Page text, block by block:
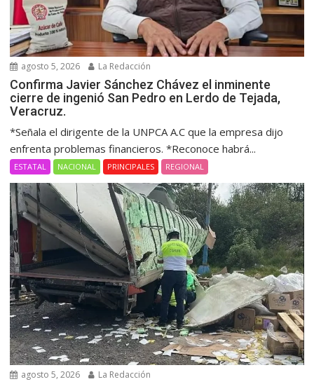
agosto 5, 2026 La Redacción
Confirma Javier Sánchez Chávez el inminente
cierre de ingenió San Pedro en Lerdo de Tejada,
Veracruz.
*Señala el dirigente de la UNPCA A.C que la empresa dijo
enfrenta problemas financieros. *Reconoce habrá...
ESTATAL NACIONAL PRINCIPALES REGIONAL
agosto 5, 2026 La Redacción